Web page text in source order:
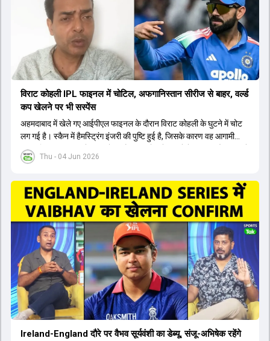
मौजूद ईशान किशन को भी नंबर तीन पर खिलाने का फैसला कर सकती है।
Thu - 04 Jun 2026
विराट कोहली IPL फाइनल में चोटिल, अफगानिस्तान सीरीज से बाहर, वर्ल्ड
कप खेलने पर भी सस्पेंस
अहमदाबाद में खेले गए आईपीएल फाइनल के दौरान विराट कोहली के घुटने में चोट
लग गई है। स्कैन में हैमस्ट्रिंग इंजरी की पुष्टि हुई है, जिसके कारण वह आगामी
अफगानिस्तान सीरीज से बाहर हो गए हैं। इस चोट से उबरने में सामान्य तौर पर 4 से
12 हफ्ते का समय लग सकता है, और अगर सर्जरी की जरूरत पड़ी तो 3 से 5 महीने
सेंटर ऑफ एक्सीलेंस जाएंगे। इस गंभीर चोट के कारण 14 जुलाई से शुरू होने वाले
इंग्लैंड दौरे और आगामी वर्ल्ड कप में उनके खेलने पर सस्पेंस बन गया है। दूसरी
तरफ, आईपीएल में इम्पैक्ट प्लेयर के तौर पर खेलने वाले रोहित शर्मा को भी अभी तक
मेडिकल क्लीयरेंस नहीं मिली है। शनिवार को मुंबई में होने वाली चयन समिति की
बैठक में यह देखना अहम होगा कि क्या चयनकर्ता विराट कोहली को फिटनेस की शर्त
पर टीम में शामिल करते हैं या नहीं।
Ireland-England दौरे पर वैभव सूर्यवंशी का डेब्यू, संजू-अभिषेक रहेंगे